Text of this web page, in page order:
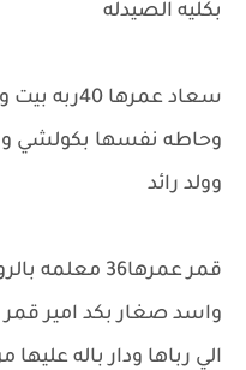
بكليه الصيدله
سعاد
وحاطه نفسها بكولشي
وولد رائد
واسد صغار بكد امير
الي رباها ودار باله